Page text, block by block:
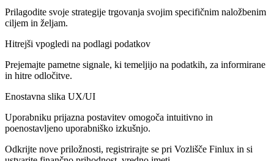
Prilagodite svoje strategije trgovanja svojim specifičnim naložbenim
ciljem in željam.
Hitrejši vpogledi na podlagi podatkov
Prejemajte pametne signale, ki temeljijo na podatkih, za informirane
in hitre odločitve.
Enostavna slika UX/UI
Uporabniku prijazna postavitev omogoča intuitivno in
poenostavljeno uporabniško izkušnjo.
Odkrijte nove priložnosti, registrirajte se pri Vozlišče Finlux in si